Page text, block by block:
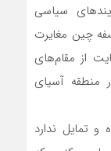
سیاسی
چین مغایرت
از مقام‌های
منطقه آسیای
و تمایل ندارد